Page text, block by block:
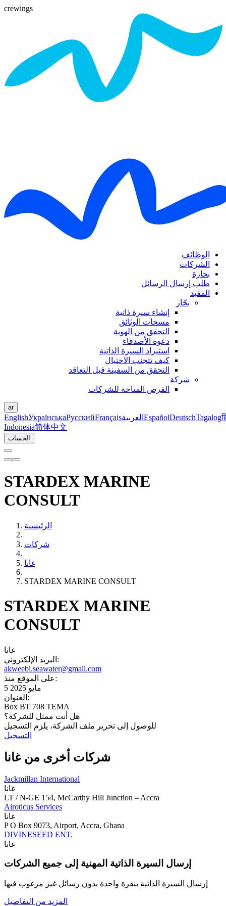
crewings
الوظائف
الشركات
بحارة
طلب إرسال الرسائل
المفيد
بحّار
إنشاء سيرة ذاتية
مسحات الوثائق
التحقق من الهوية
دعوة الأصدقاء
استيراد السيرة الذاتية
كيف تتجنب الاحتيال
التحقق من السفينة قبل التعاقد
شركة
الفرص المتاحة للشركات
ar
EnglishУкраїнськаРусскийFrançaisالعربية EspañolDeutschTagalog
Indonesia简体中文
الحساب
STARDEX MARINE
CONSULT
الرئيسية
شركات
غانا
STARDEX MARINE CONSULT
STARDEX MARINE
CONSULT
غانا
البريد الإلكتروني:
akweebi.seawater@gmail.com
على الموقع منذ:
5 مايو 2025
العنوان:
Box BT 708 TEMA
هل أنت ممثل للشركة؟
للوصول إلى تحرير ملف الشركة، يلزم التسجيل
التسجيل
شركات أخرى من غانا
Jackmillan International
غانا
LT / N-GE 154, McCarthy Hill Junction – Accra
Airoticus Services
غانا
P O Box 9073, Airport, Accra, Ghana
DIVINESEED ENT.
غانا
إرسال السيرة الذاتية المهنية إلى جميع الشركات
إرسال السيرة الذاتية بنقرة واحدة بدون رسائل غير مرغوب فيها
المزيد من التفاصيل